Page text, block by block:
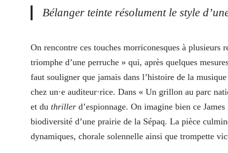
Bélanger teinte résolument le style
On rencontre ces touches morriconesques à plusieurs
triomphe d’une perruche » qui, après quelques
faut souligner que jamais dans l’histoire de la
chez un·e auditeur·rice. Dans « Un grillon au parc
et du thriller d’espionnage. On imagine bien ce
biodiversité d’une prairie de la Sépaq. La pièce
dynamiques, chorale solennelle ainsi que trompette